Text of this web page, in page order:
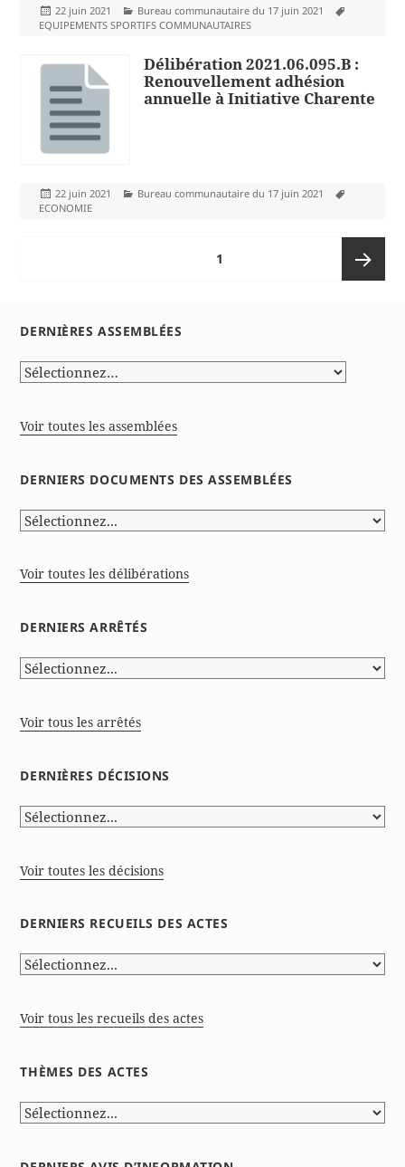
Publié
le
22 juin 2021 Catégories
Bureau communautaire du 17 juin 2021
EQUIPEMENTS SPORTIFS COMMUNAUTAIRES
Délibération 2021.06.095.B :
Renouvellement adhésion
annuelle à Initiative Charente
Publié
le
22 juin 2021 Catégories
Bureau communautaire du 17 juin 2021
ECONOMIE
1
DERNIÈRES ASSEMBLÉES
Voir toutes les assemblées
DERNIERS DOCUMENTS DES ASSEMBLÉES
Voir toutes les délibérations
DERNIERS ARRÊTÉS
Voir tous les arrêtés
DERNIÈRES DÉCISIONS
Voir toutes les décisions
DERNIERS RECUEILS DES ACTES
Voir tous les recueils des actes
THÈMES DES ACTES